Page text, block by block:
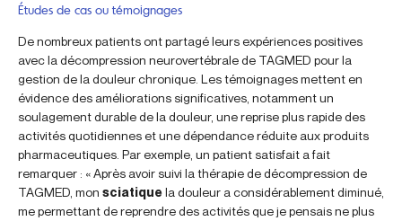
Études de cas ou témoignages
De nombreux patients ont partagé leurs expériences positives
avec la décompression neurovertébrale de TAGMED pour la
gestion de la douleur chronique. Les témoignages mettent en
évidence des améliorations significatives, notamment un
soulagement durable de la douleur, une reprise plus rapide des
activités quotidiennes et une dépendance réduite aux produits
pharmaceutiques. Par exemple, un patient satisfait a fait
remarquer : « Après avoir suivi la thérapie de décompression de
TAGMED, mon sciatiquela douleur a considérablement diminué,
me permettant de reprendre des activités que je pensais ne plus